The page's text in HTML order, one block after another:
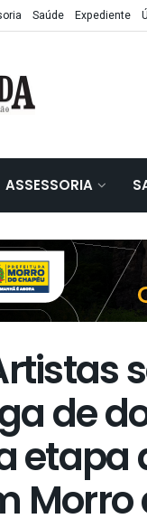
Saúde Expediente
ASSESSORIA
de
etapa